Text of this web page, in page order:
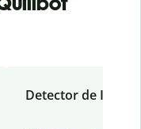
Detector de IA